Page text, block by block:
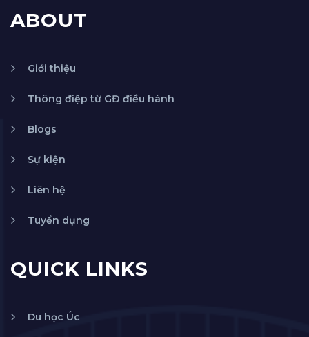
ABOUT
Giới thiệu
Thông điệp từ GĐ điều hành
Blogs
Sự kiện
Liên hệ
Tuyển dụng
QUICK LINKS
Du học Úc